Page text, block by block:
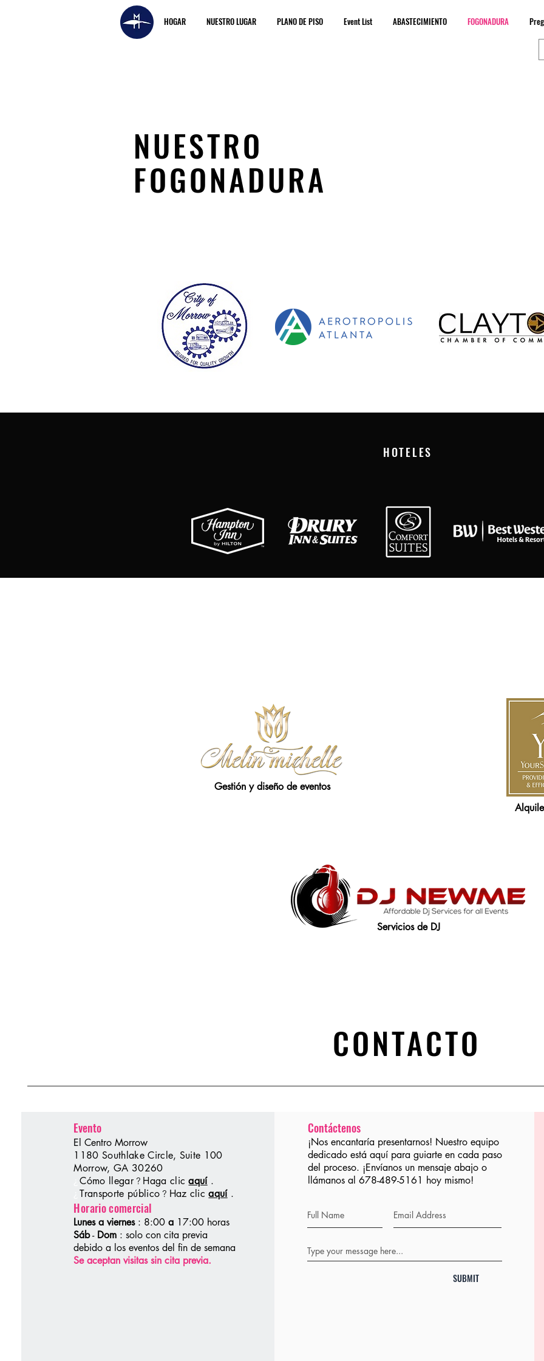
HOGAR NUESTRO LUGAR PLANO DE PISO Event List ABASTECIMIENTO FOGONADURA
NUESTRO
FOGONADURA
HOTELES
Gestión y diseño de eventos
Servicios de DJ
CONTACTO
Evento
El Centro Morrow
1180 Southlake Circle, Suite 100
Morrow, GA 30260
¿Cómo llegar ? Haga clicaquí.
¿Transporte público ? Haz clicaquí.
Horario comercial
Lunes a viernes: 8:00a 17:00 horas
Sáb- Dom : solo con cita previa
debido a los eventos del fin de semana
Se aceptan visitas sin cita previa.
Contáctenos
¡Nos encantaría presentarnos! Nuestro equipo
dedicado está aquí para guiarte en cada paso
del proceso. ¡Envíanos un mensaje abajo o
llámanos al 678-489-5161 hoy mismo!
SUBMIT